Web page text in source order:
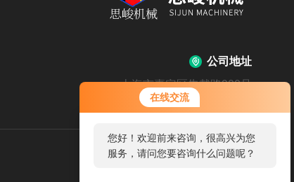
在线交流
您好！欢迎前来咨询，很高兴为您
服务，请问您要咨询什么问题呢？
公司地址
上海市嘉定区朱戴路900号
扫